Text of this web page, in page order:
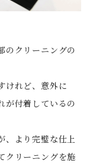
のクリーニングの
けれど、意外に
が付着しているの
、より完璧な仕上
クリーニングを施